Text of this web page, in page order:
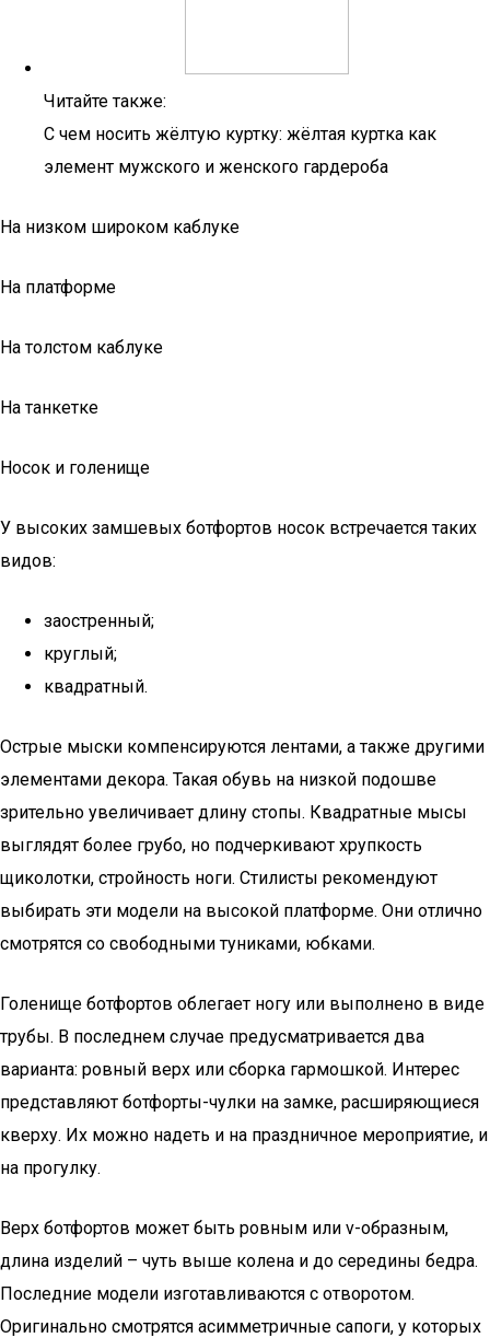
Читайте также:
С чем носить жёлтую куртку: жёлтая куртка как
элемент мужского и женского гардероба
На низком широком каблуке
На платформе
На толстом каблуке
На танкетке
Носок и голенище
У высоких замшевых ботфортов носок встречается таких
видов:
заостренный;
круглый;
квадратный.
Острые мыски компенсируются лентами, а также другими
элементами декора. Такая обувь на низкой подошве
зрительно увеличивает длину стопы. Квадратные мысы
выглядят более грубо, но подчеркивают хрупкость
щиколотки, стройность ноги. Стилисты рекомендуют
выбирать эти модели на высокой платформе. Они отлично
смотрятся со свободными туниками, юбками.
Голенище ботфортов облегает ногу или выполнено в виде
трубы. В последнем случае предусматривается два
варианта: ровный верх или сборка гармошкой. Интерес
представляют ботфорты-чулки на замке, расширяющиеся
кверху. Их можно надеть и на праздничное мероприятие, и
на прогулку.
Верх ботфортов может быть ровным или v-образным,
длина изделий – чуть выше колена и до середины бедра.
Последние модели изготавливаются с отворотом.
Оригинально смотрятся асимметричные сапоги, у которых